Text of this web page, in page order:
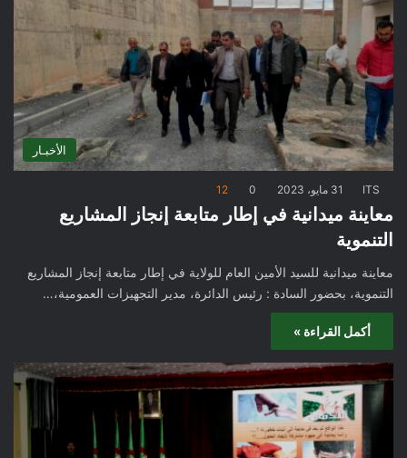
الأخبـار
ITS 31 مايو، 2023 0
12
معاينة ميدانية في إطار متابعة إنجاز المشاريع
التنموية
معاينة ميدانية للسيد الأمين العام للولاية في إطار متابعة إنجاز المشاريع
التنموية، بحضور السادة : رئيس الدائرة، مدير التجهيزات العمومية،…
أكمل القراءة »